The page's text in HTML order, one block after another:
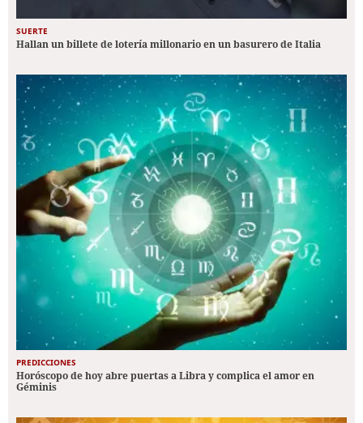
SUERTE
Hallan un billete de lotería millonario en un basurero de Italia
PREDICCIONES
Horóscopo de hoy abre puertas a Libra y complica el amor en
Géminis